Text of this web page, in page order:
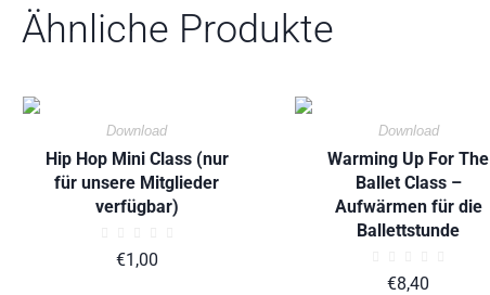
Ähnliche Produkte
Download
Hip Hop Mini Class (nur
für unsere Mitglieder
verfügbar)
€1,00
Download
Warming Up For The
Ballet Class –
Aufwärmen für die
Ballettstunde
€8,40